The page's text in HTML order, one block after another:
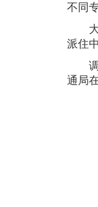
不同
大
派住
调
通局